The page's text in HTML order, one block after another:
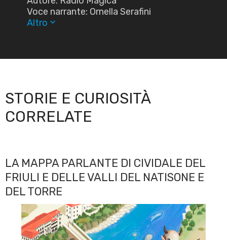
Voce narrante: Ornella Serafini
Altro keyboard_arrow_down
STORIE E CURIOSITÀ
CORRELATE
LA MAPPA PARLANTE DI CIVIDALE DEL
FRIULI E DELLE VALLI DEL NATISONE E
DEL TORRE